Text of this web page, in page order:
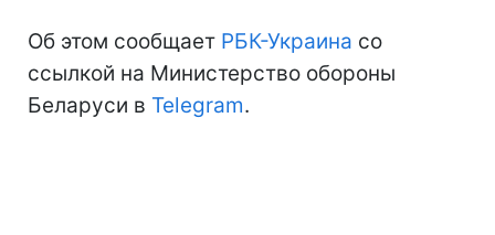
Об этом сообщает РБК-Украина со
ссылкой на Министерство обороны
Беларуси в Telegram.